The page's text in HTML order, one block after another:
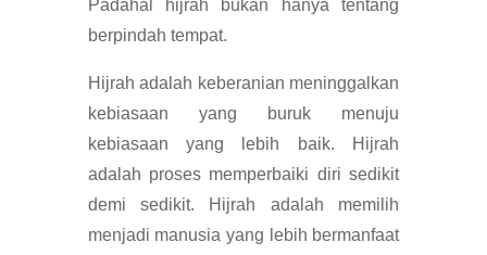
Padahal hijrah bukan hanya tentang
berpindah tempat.
Hijrah adalah keberanian meninggalkan
kebiasaan yang buruk menuju
kebiasaan yang lebih baik. Hijrah
adalah proses memperbaiki diri sedikit
demi sedikit. Hijrah adalah memilih
menjadi manusia yang lebih bermanfaat